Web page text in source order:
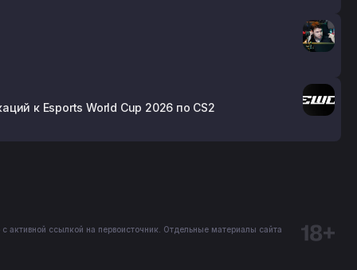
к Esports World Cup 2026 по CS2
активной ссылкой на первоисточник. Отдельные материалы сайта